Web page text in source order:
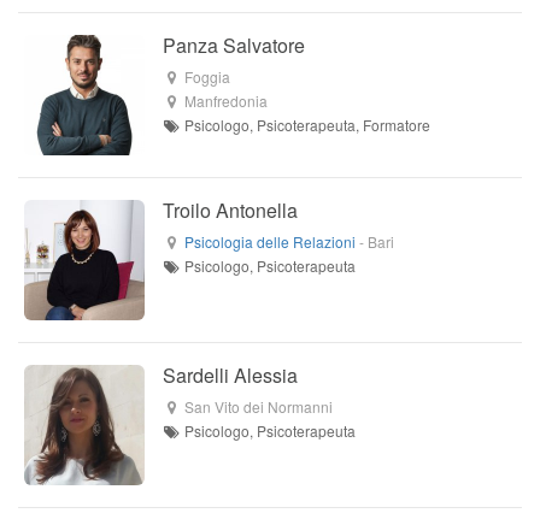
Panza Salvatore
Foggia
Manfredonia
Psicologo, Psicoterapeuta, Formatore
Troilo Antonella
Psicologia delle Relazioni - Bari
Psicologo, Psicoterapeuta
Sardelli Alessia
San Vito dei Normanni
Psicologo, Psicoterapeuta